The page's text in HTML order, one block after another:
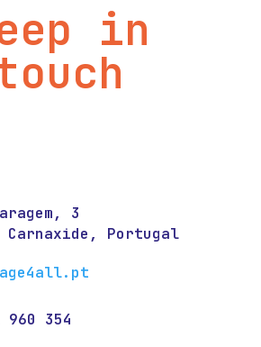
in
3
Carnaxide, Portugal
960 354